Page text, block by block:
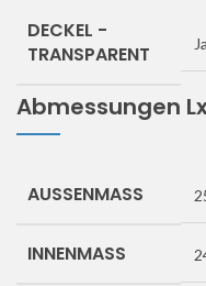
DECKEL -
TRANSPARENT
Ja
Abmessungen
AUSSENMASS
INNENMASS